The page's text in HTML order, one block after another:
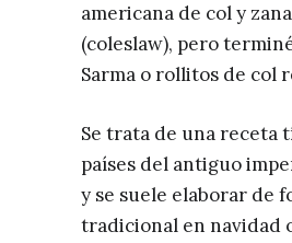
americana de col y
(coleslaw), pero
Sarma o rollitos de col
Se trata de una receta
países del antiguo
y se suele elaborar de
tradicional en navidad